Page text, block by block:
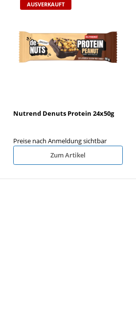
AUSVERKAUFT
Nutrend Denuts Protein 24x50g
Preise nach Anmeldung sichtbar
Zum Artikel